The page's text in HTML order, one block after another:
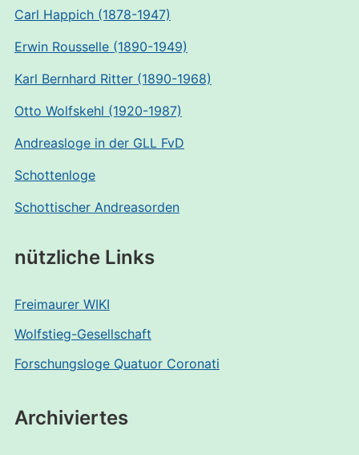
Carl Happich (1878-1947)
Erwin Rousselle (1890-1949)
Karl Bernhard Ritter (1890-1968)
Otto Wolfskehl (1920-1987)
Andreasloge in der GLL FvD
Schottenloge
Schottischer Andreasorden
nützliche Links
Freimaurer WIKI
Wolfstieg-Gesellschaft
Forschungsloge Quatuor Coronati
Archiviertes